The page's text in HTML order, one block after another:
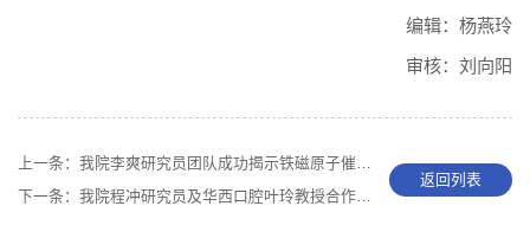
编辑：杨燕玲
审核：刘向阳
上一条： 我院李爽研究员团队成功揭示铁磁原子催化锂硫电池中固相Li2S2-Li2S转化机制
下一条： 我院程冲研究员及华西口腔叶玲教授合作揭示过氧化氢人造酶的理性设计及干细胞治疗应用
返回列表